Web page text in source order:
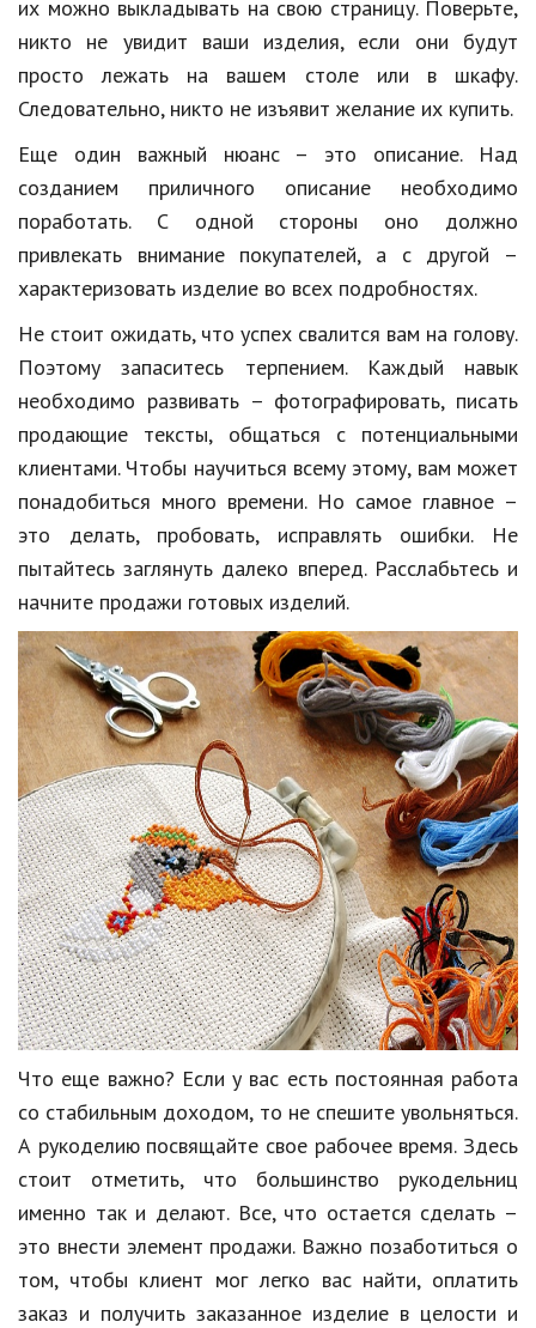
Мода и стиль
Бизнес
Хобби и развлечения
Финансы
Юриспруденция
Природа
Образование
Наука и технологии
их можно выкладывать на свою страницу. Поверьте,
никто не увидит ваши изделия, если они будут
просто лежать на вашем столе или в шкафу.
Следовательно, никто не изъявит желание их купить.
Еще один важный нюанс – это описание. Над
созданием приличного описание необходимо
поработать. С одной стороны оно должно
привлекать внимание покупателей, а с другой –
характеризовать изделие во всех подробностях.
Не стоит ожидать, что успех свалится вам на голову.
Поэтому запаситесь терпением. Каждый навык
необходимо развивать – фотографировать, писать
продающие тексты, общаться с потенциальными
клиентами. Чтобы научиться всему этому, вам может
понадобиться много времени. Но самое главное –
это делать, пробовать, исправлять ошибки. Не
пытайтесь заглянуть далеко вперед. Расслабьтесь и
начните продажи готовых изделий.
Что еще важно? Если у вас есть постоянная работа
со стабильным доходом, то не спешите увольняться.
А рукоделию посвящайте свое рабочее время. Здесь
стоит отметить, что большинство рукодельниц
именно так и делают. Все, что остается сделать –
это внести элемент продажи. Важно позаботиться о
том, чтобы клиент мог легко вас найти, оплатить
заказ и получить заказанное изделие в целости и